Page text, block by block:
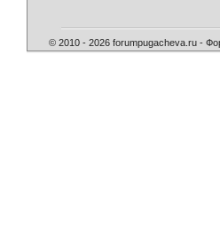
© 2010 - 2026 forumpugacheva.ru -